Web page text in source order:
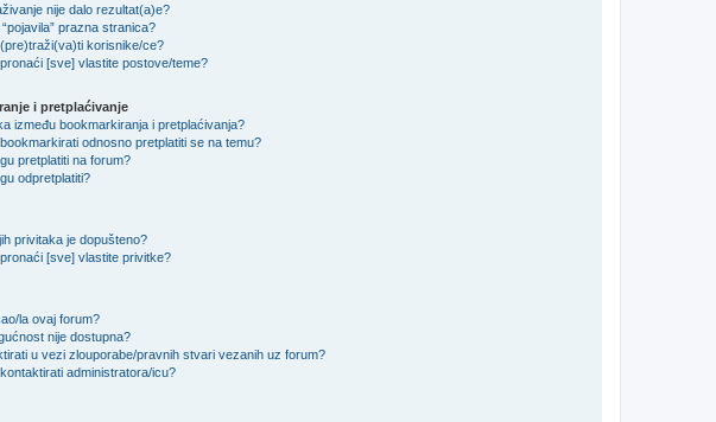
nije dalo rezultat(a)e?
prazna stranica?
korisnike/ce?
[sve] vlastite postove/teme?
i pretplaćivanje
između bookmarkiranja i pretplaćivanja?
odnosno pretplatiti se na temu?
pretplatiti na forum?
odpretplatiti?
privitaka je dopušteno?
[sve] vlastite privitke?
la ovaj forum?
nije dostupna?
u vezi zlouporabe/pravnih stvari vezanih uz forum?
administratora/icu?